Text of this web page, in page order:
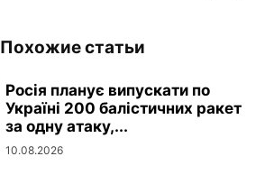
Похожие статьи
Росія планує випускати по
Україні 200 балістичних ракет
за одну атаку,...
10.08.2026